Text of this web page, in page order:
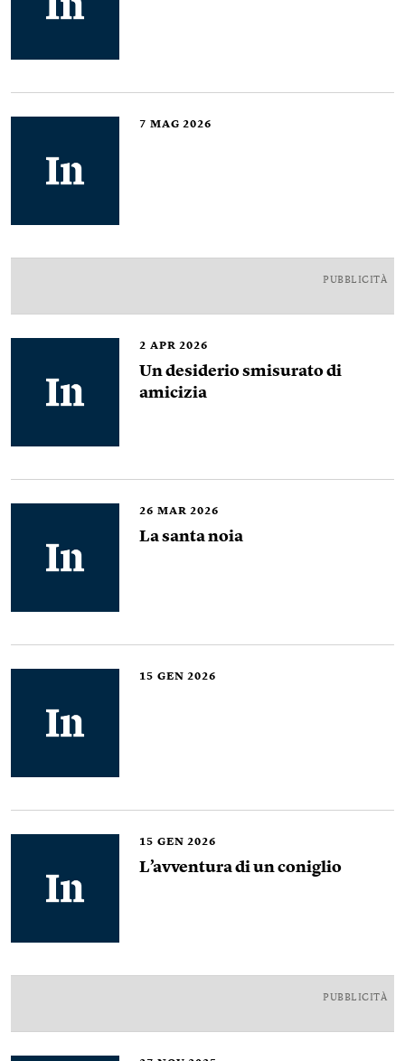
7 MAG 2026
PUBBLICITÀ
2 APR 2026
Un desiderio smisurato di
amicizia
26 MAR 2026
La santa noia
15 GEN 2026
15 GEN 2026
L’avventura di un coniglio
PUBBLICITÀ